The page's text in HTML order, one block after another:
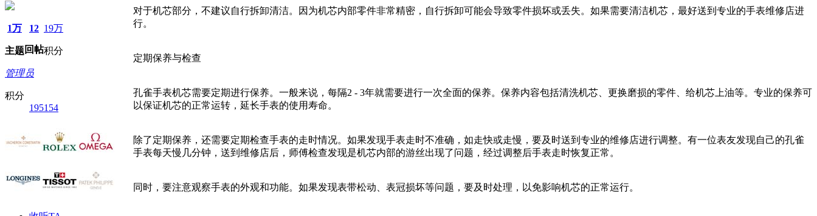
1万
主题
12
回帖
19万
积分
管理员
积分
195154
对于机芯部分，不建议自行拆卸清洁。因为机芯内部零件非常精密，自行拆卸可能会导致零件损坏或丢失。如果需要清洁机芯，最好送到专业的手表维修店进
行。
定期保养与检查
孔雀手表机芯需要定期进行保养。一般来说，每隔2 - 3年就需要进行一次全面的保养。保养内容包括清洗机芯、更换磨损的零件、给机芯上油等。专业的保养可
以保证机芯的正常运转，延长手表的使用寿命。
除了定期保养，还需要定期检查手表的走时情况。如果发现手表走时不准确，如走快或走慢，要及时送到专业的维修店进行调整。有一位表友发现自己的孔雀
手表每天慢几分钟，送到维修店后，师傅检查发现是机芯内部的游丝出现了问题，经过调整后手表走时恢复正常。
同时，要注意观察手表的外观和功能。如果发现表带松动、表冠损坏等问题，要及时处理，以免影响机芯的正常运行。